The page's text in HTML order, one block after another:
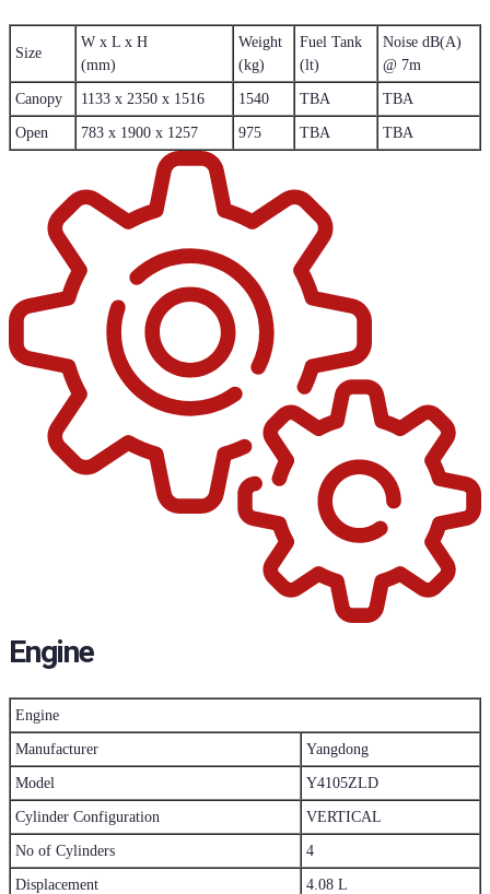
Size
W x L x H
(mm)
Weight
(kg)
Fuel Tank
(lt)
Noise dB(A)
@ 7m
Canopy 1133 x 2350 x 1516 1540 TBA TBA
Open 783 x 1900 x 1257 975 TBA TBA
Engine
Engine
Manufacturer Yangdong
Model Y4105ZLD
Cylinder Configuration VERTICAL
No of Cylinders 4
Displacement 4.08 L